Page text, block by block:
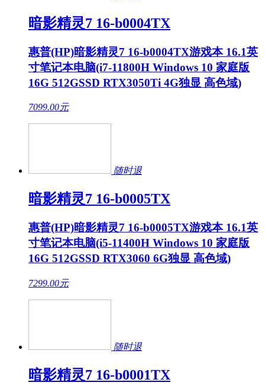
暗影精灵7 16-b0004TX
惠普(HP)暗影精灵7 16-b0004TX游戏本 16.1英
寸笔记本电脑(i7-11800H Windows 10 家庭版
16G 512GSSD RTX3050Ti 4G独显 高色域)
7099.00元
随时退
暗影精灵7 16-b0005TX
惠普(HP)暗影精灵7 16-b0005TX游戏本 16.1英
寸笔记本电脑(i5-11400H Windows 10 家庭版
16G 512GSSD RTX3060 6G独显 高色域)
7299.00元
随时退
暗影精灵7 16-b0001TX